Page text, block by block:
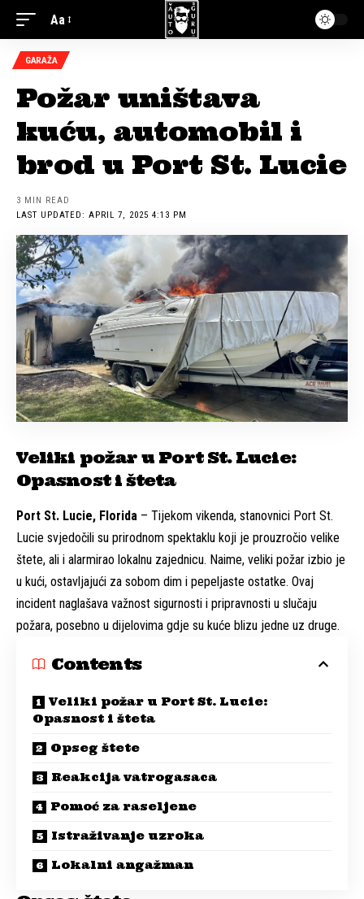
Aa
GARAŽA
Požar uništava
kuću, automobil i
brod u Port St. Lucie
LAST UPDATED: APRIL 7, 2025 4:13 PM
3 MIN READ
Veliki požar u Port St. Lucie:
Opasnost i šteta
Port St. Lucie, Florida – Tijekom vikenda, stanovnici Port St.
Lucie svjedočili su prirodnom spektaklu koji je prouzročio velike
štete, ali i alarmirao lokalnu zajednicu. Naime, veliki požar izbio je
u kući, ostavljajući za sobom dim i pepeljaste ostatke. Ovaj
incident naglašava važnost sigurnosti i pripravnosti u slučaju
požara, posebno u dijelovima gdje su kuće blizu jedne uz druge.
Contents
Veliki požar u Port St. Lucie:
Opasnost i šteta
Opseg štete
Reakcija vatrogasaca
Pomoć za raseljene
Istraživanje uzroka
Lokalni angažman